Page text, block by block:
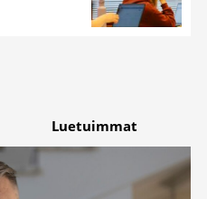
Luetuimmat